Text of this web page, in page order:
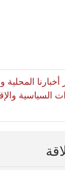
أخبارنا المحلية